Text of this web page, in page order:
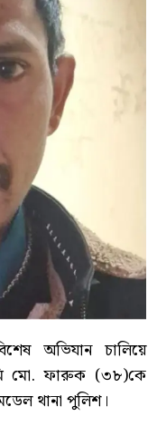
অভিযান চালিয়ে
মো. ফারুক (৩৮)কে
থানা পুলিশ।